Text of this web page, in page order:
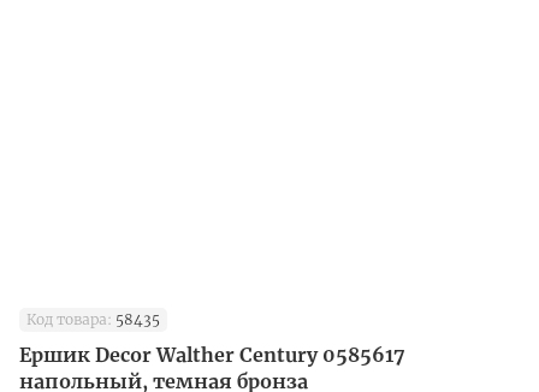
Код товара: 58435
Ершик Decor Walther Century 0585617
напольный, темная бронза